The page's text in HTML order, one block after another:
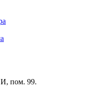
И, пом. 99.